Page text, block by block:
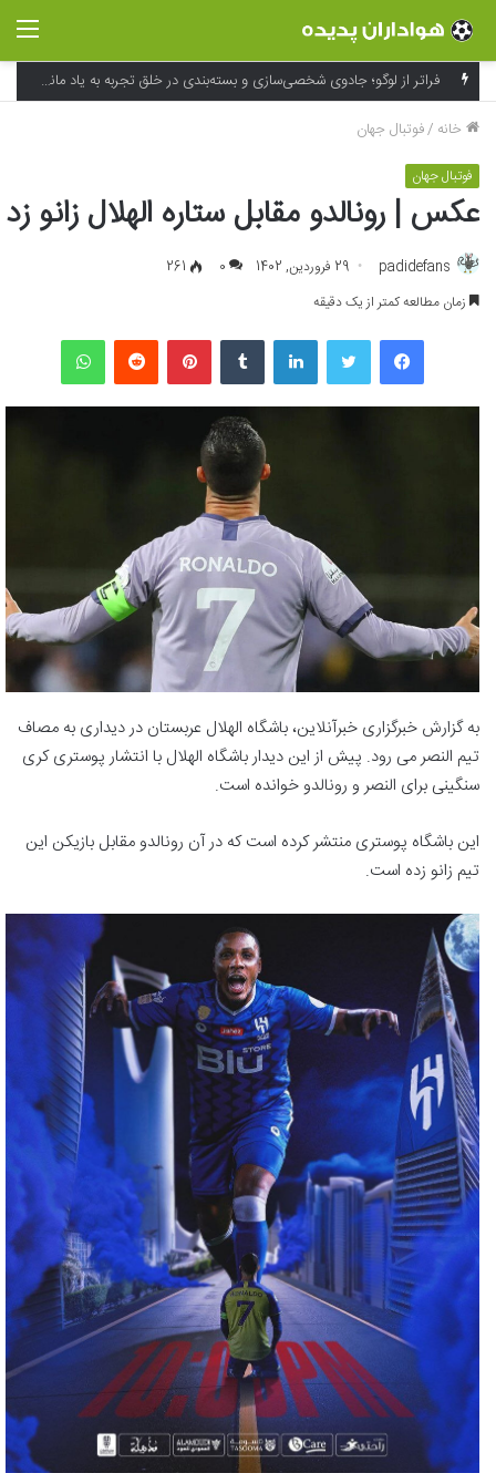
فراتر از لوگو؛ جادوی شخصی‌سازی و بسته‌بندی در خلق تجربه به یاد ماندنی برند
خانه /فوتبال جهان
فوتبال جهان
عکس | رونالدو مقابل ستاره الهلال زانو زد
padidefans 29 فروردین, 1402 0
261
زمان مطالعه کمتر از یک دقیقه
فیسبوک لینکداین پینتریست
به گزارش خبرگزاری خبرآنلاین، باشگاه الهلال عربستان در دیداری به مصاف
تیم النصر می رود. پیش از این دیدار باشگاه الهلال با انتشار پوستری کری
سنگینی برای النصر و رونالدو خوانده است.
این باشگاه پوستری منتشر کرده است که در آن رونالدو مقابل بازیکن این
تیم زانو زده است.